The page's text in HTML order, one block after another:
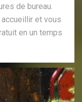
de bureau.
et vous
en un temps